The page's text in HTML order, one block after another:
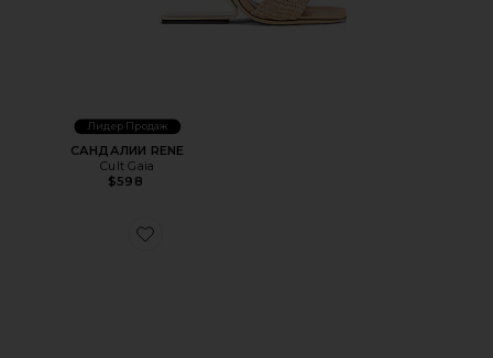
Лидер Продаж
САНДАЛИИ RENE
Cult Gaia
$598
Favorite САНДАЛИИ ARIZONA BIG BUCKLE BIRKO-FLOR